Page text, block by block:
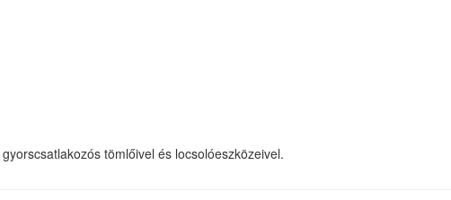
tömlőivel és locsolóeszközeivel.